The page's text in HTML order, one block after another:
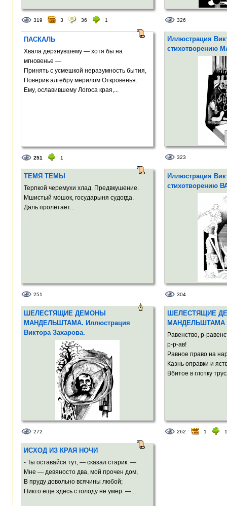
319 3 36 1 326
ПАСКАЛЬ
Хвала дерзнувшему — хотя бы на
мгновенье —
Принять с усмешкой неразумность бытия,
Поверив алгебру мерилом Откровенья.
Ему, ославившему Логоса края,...
251 1
Иллюстрация
стихотворению
323
ТЕМЯ ТЕМЫ
Терпкой черемухи хлад. Предвкушение.
Мшистый мошок, государыня судогда.
Даль пролетает...
251
Иллюстрация
стихотворению
304
ШЕЛЕСТЯЩИЕ ДЕМОНЫ
МАНДЕЛЬШТАМА. Иллюстрация
Виктора Захарова.
272
ШЕЛЕСТЯЩИЕ
МАНДЕЛЬШТАМА
Равенство, р-
р-р-ав!
Равное право на
Казнь оправки и
Вбитое в глотку
262 1 1
ИСХОД ИЗ КРАЯ НОЧИ
- Ты оставайся тут, — сказал старик. —
Мне — девяносто два, мой прочен дом,
В пруду довольно всячины любой;
Никто еще здесь с голоду не умер. —...